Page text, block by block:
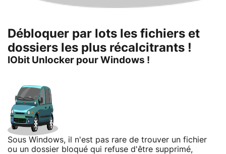
Débloquer par lots les fichiers et
dossiers les plus récalcitrants !
IObit Unlocker pour Windows !
Sous Windows, il n'est pas rare de trouver un fichier
ou un dossier bloqué qui refuse d'être supprimé,